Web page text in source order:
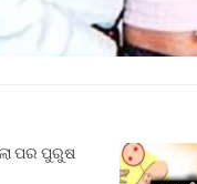
ପର ପୁରୁଷ